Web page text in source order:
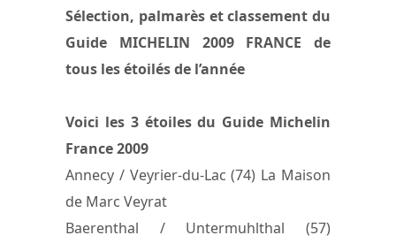
Sélection, palmarès et classement du
Guide MICHELIN 2009 FRANCE de
tous les étoilés de l’année
Voici les 3 étoiles du Guide Michelin
France 2009
Annecy / Veyrier-du-Lac (74) La Maison
de Marc Veyrat
Baerenthal / Untermuhlthal (57)